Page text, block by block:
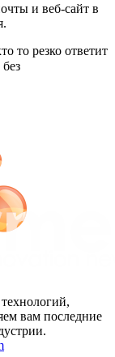
и веб-сайт в
то резко ответит
без
вам последние